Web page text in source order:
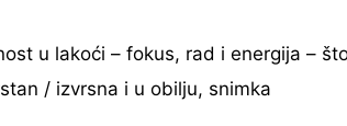
u lakoći – fokus, rad i energija –
/ izvrsna i u obilju, snimka